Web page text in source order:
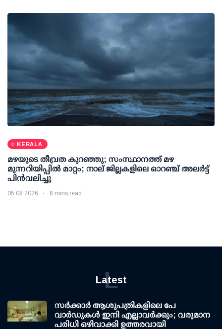
KERALA
മഴയുടെ തീവ്രത കുറഞ്ഞു; സംസ്ഥാനത്ത് മഴ
മുന്നറിയിപ്പിൽ മാറ്റം; നാല് ജില്ലകളിലെ ഓറഞ്ച് അലർട്ട്
പിൻവലിച്ചു
05 08 2026 8 mins read
Latest
L
സര്‍ക്കാര്‍ ആശുപത്രികളിലെ പേ
വാര്‍ഡുകള്‍ ഇനി എല്ലാവര്‍ക്കും; വരുമാന
പരിധി ഒഴിവാക്കി ഉത്തരവായി